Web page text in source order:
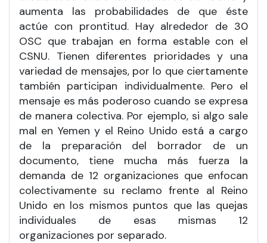
aumenta las probabilidades de que éste
actúe con prontitud. Hay alrededor de 30
OSC que trabajan en forma estable con el
CSNU. Tienen diferentes prioridades y una
variedad de mensajes, por lo que ciertamente
también participan individualmente. Pero el
mensaje es más poderoso cuando se expresa
de manera colectiva. Por ejemplo, si algo sale
mal en Yemen y el Reino Unido está a cargo
de la preparación del borrador de un
documento, tiene mucha más fuerza la
demanda de 12 organizaciones que enfocan
colectivamente su reclamo frente al Reino
Unido en los mismos puntos que las quejas
individuales de esas mismas 12
organizaciones por separado.